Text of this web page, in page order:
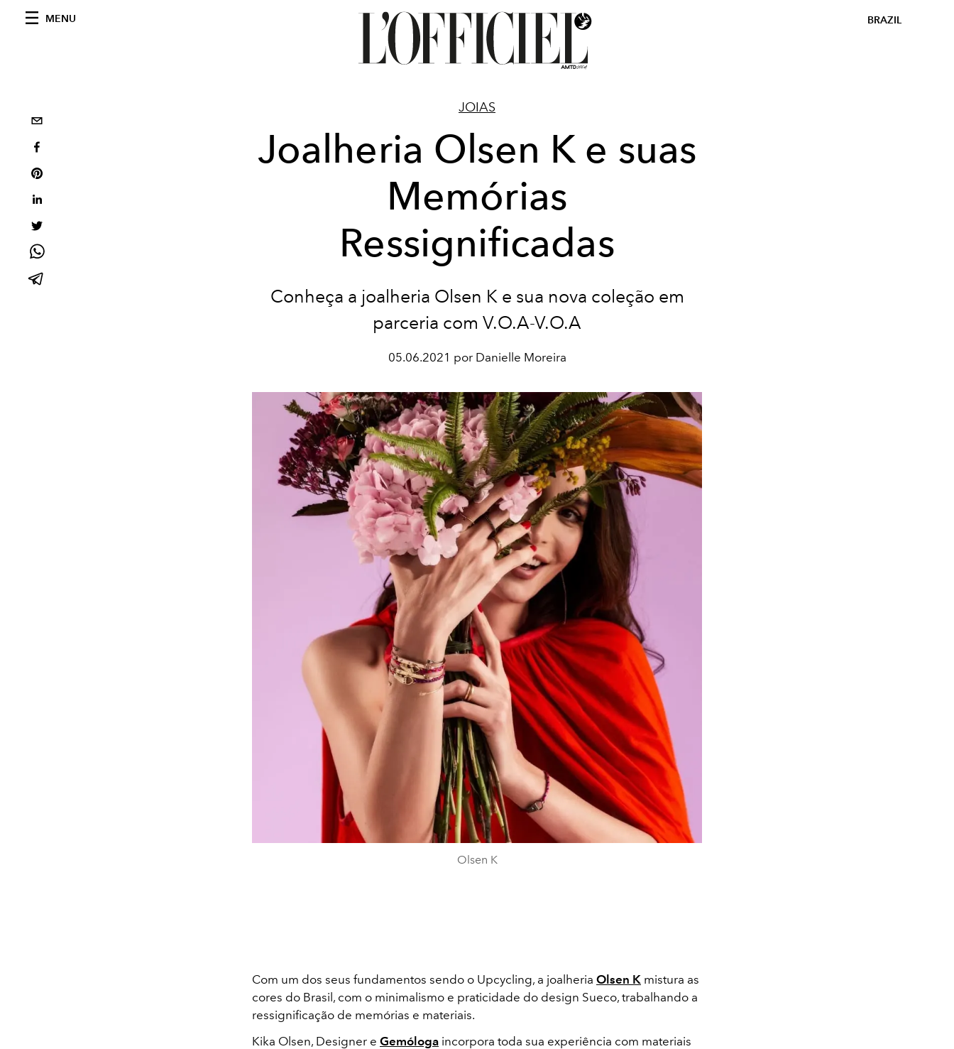
MENU BRAZIL
JOIAS
Joalheria Olsen K e suas
Memórias
Ressignificadas
Conheça a joalheria Olsen K e sua nova coleção em
parceria com V.O.A-V.O.A
05.06.2021 por Danielle Moreira
Olsen K
Com um dos seus fundamentos sendo o Upcycling, a joalheria Olsen K mistura as
cores do Brasil, com o minimalismo e praticidade do design Sueco, trabalhando a
ressignificação de memórias e materiais.
Kika Olsen, Designer e Gemóloga incorpora toda sua experiência com materiais